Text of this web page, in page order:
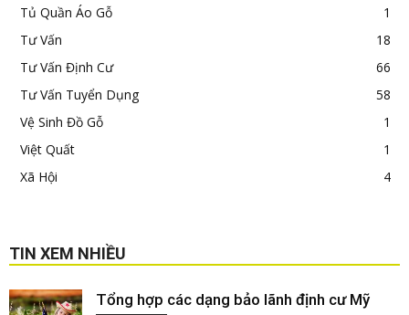
Tủ Quần Áo Gỗ
1
Tư Vấn
18
Tư Vấn Định Cư
66
Tư Vấn Tuyển Dụng
58
Vệ Sinh Đồ Gỗ
1
Việt Quất
1
Xã Hội
4
TIN XEM NHIỀU
Tổng hợp các dạng bảo lãnh định cư Mỹ